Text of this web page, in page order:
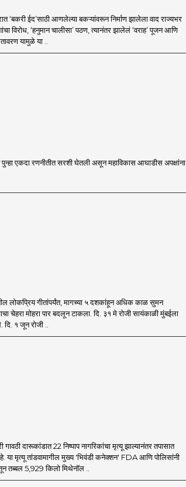
‘बकरी ईद’साठी आणलेल्या बकऱ्यांवरून निर्माण झालेला वाद राज्यभर
विरोध, ‘हनुमान चालीसा’ पठण, त्यानंतर झालेलं ‘वराह’ पूजन आणि
यामुळे या ..
पुन्हा एकदा रणनीतीत सरशी घेतली असून महाविकास आघाडीस अपक्षांना
लोकप्रिय गीतांपर्यंत, मागच्या ५ दशकांहून अधिक काळ सुमन
चेहरा मोहरा पार बदलून टाकला. दि. ३१ मे रोजी सायंकाळी मुंबईला
दि. १ जून रोजी ..
दारूकांडात 22 निष्पाप नागरिकांचा मृत्यू झाल्यानंतर तपासात
या मृत्यू तांडवामागील मुख्य 'भिवंडी कनेक्शन' FDA आणि पोलिसांनी
तब्बल 5,929 किलो मिथेनॉल ..